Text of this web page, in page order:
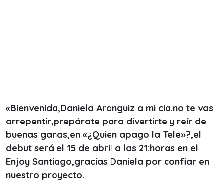
«Bienvenida,Daniela Aranguiz a mi cia.no te vas
arrepentir,prepárate para divertirte y reír de
buenas ganas,en «¿Quien apago la Tele»?,el
debut será el 15 de abril a las 21:horas en el
Enjoy Santiago,gracias Daniela por confiar en
nuestro proyecto.